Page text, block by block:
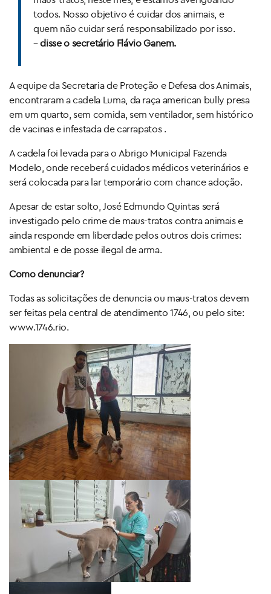
todos. Nosso objetivo é cuidar dos animais, e
quem não cuidar será responsabilizado por isso.
–disse o secretário Flávio Ganem.
A equipe da Secretaria de Proteção e Defesa dos Animais,
encontraram a cadela Luma, da raça american bully presa
em um quarto, sem comida, sem ventilador, sem histórico
de vacinas e infestada de carrapatos .
A cadela foi levada para o Abrigo Municipal Fazenda
Modelo, onde receberá cuidados médicos veterinários e
será colocada para lar temporário com chance adoção.
Apesar de estar solto, José Edmundo Quintas será
investigado pelo crime de maus-tratos contra animais e
ainda responde em liberdade pelos outros dois crimes:
ambiental e de posse ilegal de arma.
Como denunciar?
Todas as solicitações de denuncia ou maus-tratos devem
ser feitas pela central de atendimento 1746, ou pelo site:
www.1746.rio.